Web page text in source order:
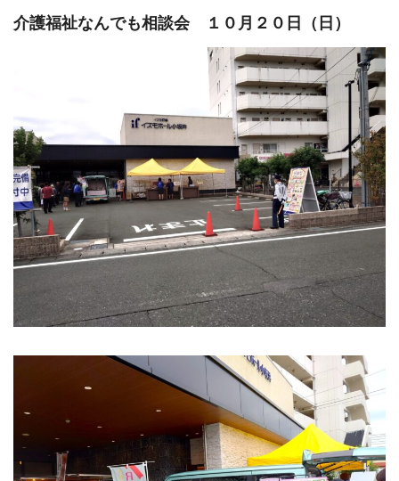
t
i
o
n
介護福祉なんでも相談会 １０月２０日（日）